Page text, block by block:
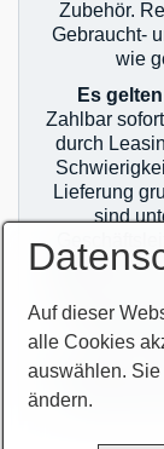
Zubehör.
Gebraucht-
wie
Es
Zahlbar
durch
Lieferung
sind
Aufträge ist
unsere
Sie finden
Netz oder
Auf dieser
alle Cookies
auswählen.
ändern.